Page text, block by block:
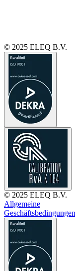
© 2025 ELEQ B.V.
© 2025 ELEQ B.V.
Allgemeine
Geschäftsbedingungen